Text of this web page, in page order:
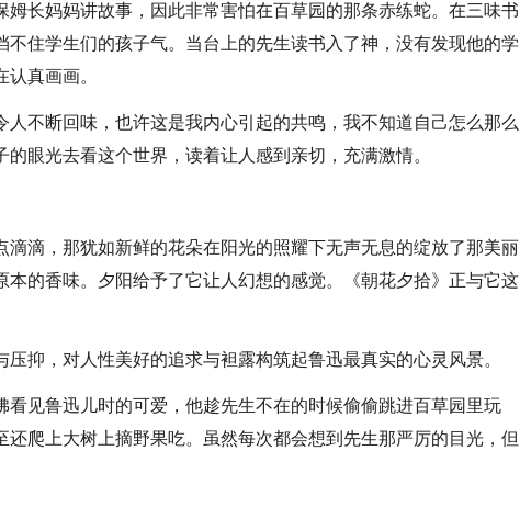
长妈妈讲故事，因此非常害怕在百草园的那条赤练蛇。在三味书
不住学生们的孩子气。当台上的先生读书入了神，没有发现他的学
真画画。
人不断回味，也许这是我内心引起的共鸣，我不知道自己怎么那么
眼光去看这个世界，读着让人感到亲切，充满激情。
滴滴，那犹如新鲜的花朵在阳光的照耀下无声无息的绽放了那美丽
的香味。夕阳给予了它让人幻想的感觉。《朝花夕拾》正与它这
抑，对人性美好的追求与袒露构筑起鲁迅最真实的心灵风景。
看见鲁迅儿时的可爱，他趁先生不在的时候偷偷跳进百草园里玩
爬上大树上摘野果吃。虽然每次都会想到先生那严厉的目光，但